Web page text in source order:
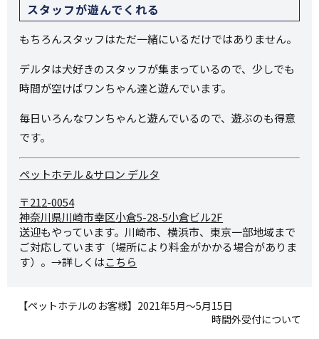
スタッフが遊んでくれる
もちろんスタッフはただ一緒にいるだけではありません。
デルタは犬好きのスタッフが集まっているので、少しでも
時間が空けばワンちゃん達と遊んでいます。
毎日いろんなワンちゃんと遊んでいるので、遊ぶのも得意
です。
ペットホテル &サロン デルタ
〒212-0054
神奈川県川崎市幸区小倉5-28-5小倉ビル2F
送迎もやっています。川崎市、横浜市、東京一部地域まで
ご対応しています（場所により料金がかかる場合がありま
す）。→詳しくはこちら
【ペットホテルのお客様】2021年5月～5月15日
時間外受付について